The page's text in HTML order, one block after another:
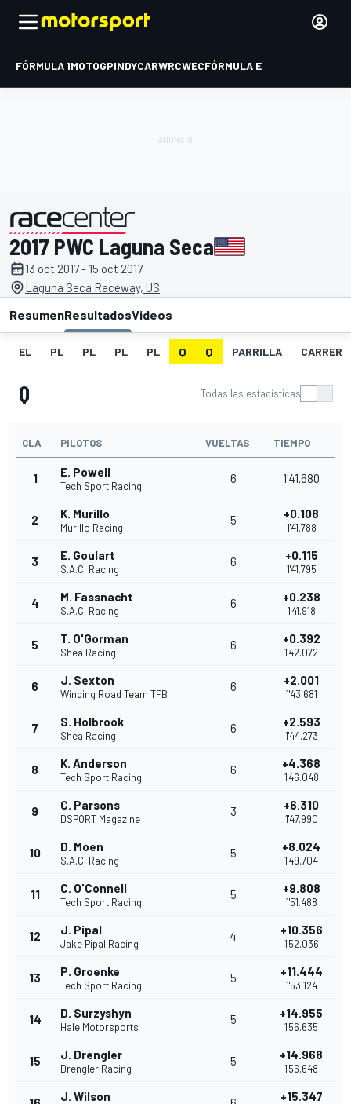
FÓRMULA 1MOTOGPINDYCARWRCWECFÓRMULA E
presentado por
2017 PWC Laguna Seca
13 oct 2017 - 15 oct 2017
Laguna Seca Raceway, US
ResumenResultadosVideos
EL PL PL PL PL Q Q PARRILLA CARRERA
Q Todas las estadísticas
CLA PILOTOS VUELTAS TIEMPO
1 E. Powell
Tech Sport Racing
6 1'41.680
2 K. Murillo
Murillo Racing
5 +0.108
1'41.788
3 E. Goulart
S.A.C. Racing
6 +0.115
1'41.795
4 M. Fassnacht
S.A.C. Racing
6 +0.238
1'41.918
5 T. O'Gorman
Shea Racing
6 +0.392
1'42.072
6 J. Sexton
Winding Road Team TFB
6 +2.001
1'43.681
7 S. Holbrook
Shea Racing
6 +2.593
1'44.273
8 K. Anderson
Tech Sport Racing
6 +4.368
1'46.048
9 C. Parsons
DSPORT Magazine
3 +6.310
1'47.990
10 D. Moen
S.A.C. Racing
5 +8.024
1'49.704
11 C. O'Connell
Tech Sport Racing
5 +9.808
1'51.488
12 J. Pipal
Jake Pipal Racing
4 +10.356
1'52.036
13 P. Groenke
Tech Sport Racing
5 +11.444
1'53.124
14 D. Surzyshyn
Hale Motorsports
5 +14.955
1'56.635
15 J. Drengler
Drengler Racing
5 +14.968
1'56.648
J. Wilson +15.347